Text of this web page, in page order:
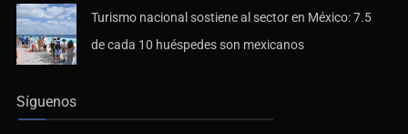
Turismo nacional sostiene al sector en México: 7.5
de cada 10 huéspedes son mexicanos
Síguenos